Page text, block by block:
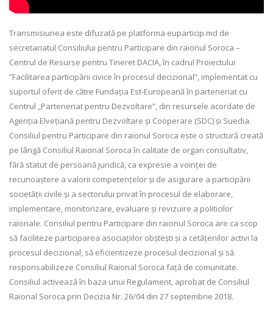
Transmisiunea este difuzată pe platforma euparticip.md de
secretariatul Consiliului pentru Participare din raionul Soroca –
Centrul de Resurse pentru Tineret DACIA, în cadrul Proiectului
”Facilitarea participării civice în procesul decizional”, implementat cu
suportul oferit de către Fundația Est-Europeană în parteneriat cu
Centrul „Parteneriat pentru Dezvoltare”, din resursele acordate de
Agenția Elvețiană pentru Dezvoltare și Cooperare (SDC) și Suedia.
Consiliul pentru Participare din raionul Soroca este o structură creată
pe lângă Consiliul Raional Soroca în calitate de organ consultativ,
fără statut de persoană juridică, ca expresie a voinței de
recunoaștere a valorii competențelor și de asigurare a participării
societății civile și a sectorului privat în procesul de elaborare,
implementare, monitorizare, evaluare și revizuire a politicilor
raionale. Consiliul pentru Participare din raionul Soroca are ca scop
să faciliteze participarea asociațiilor obștești și a cetățenilor activi la
procesul decizional, să eficientizeze procesul decizional și să
responsabilizeze Consiliul Raional Soroca față de comunitate.
Consiliul activează în baza unui Regulament, aprobat de Consiliul
Raional Soroca prin Decizia Nr. 26/04 din 27 septembrie 2018.